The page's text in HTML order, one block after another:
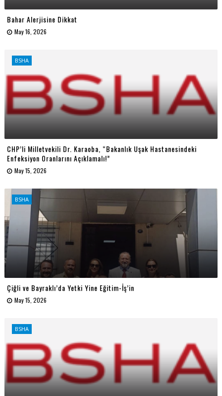
Bahar Alerjisine Dikkat
May 16, 2026
BSHA
CHP’li Milletvekili Dr. Karaoba, “Bakanlık Uşak Hastanesindeki
Enfeksiyon Oranlarını Açıklamalı!”
May 15, 2026
BSHA
Çiğli ve Bayraklı’da Yetki Yine Eğitim-İş’in
May 15, 2026
BSHA